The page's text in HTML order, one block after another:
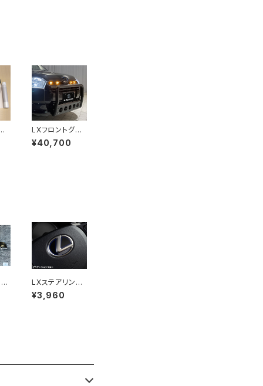
LXフロントグリ
ルLEDマーカー
for PROBOX /
¥40,700
L
LXステアリング
エンブレムカラ
ードベース for
¥3,960